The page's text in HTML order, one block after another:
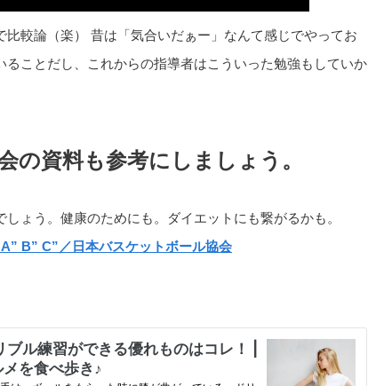
比較論（楽） 昔は「気合いだぁー」なんて感じでやってお
ることだし、これからの指導者はこういった勉強もしていか
の資料も参考にしましょう。
ょう。健康のためにも。ダイエットにも繋がるかも。
B” C”／日本バスケットボール協会